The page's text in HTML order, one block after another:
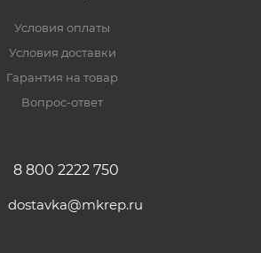
Условия оплаты
Условия доставки
Гарантия на товар
Вопрос-ответ
8 800 2222 750
dostavka@mkrep.ru